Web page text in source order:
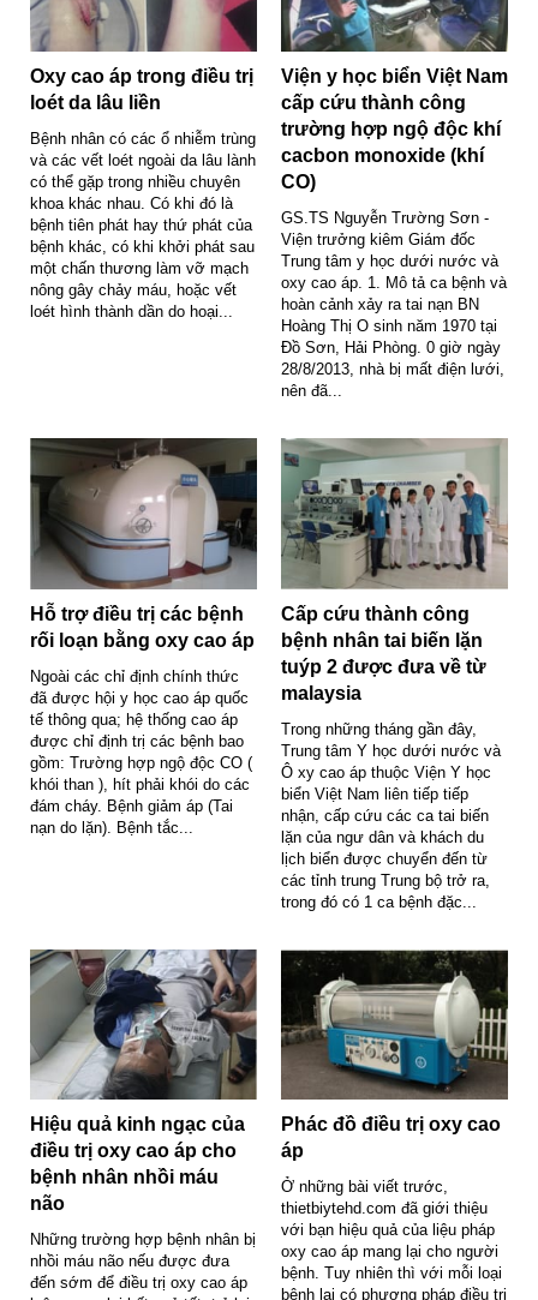
Oxy cao áp trong điều trị
loét da lâu liền
Bệnh nhân có các ổ nhiễm trùng
và các vết loét ngoài da lâu lành
có thể gặp trong nhiều chuyên
khoa khác nhau. Có khi đó là
bệnh tiên phát hay thứ phát của
bệnh khác, có khi khởi phát sau
một chấn thương làm vỡ mạch
nông gây chảy máu, hoặc vết
loét hình thành dần do hoại...
Viện y học biển Việt Nam
cấp cứu thành công
trường hợp ngộ độc khí
cacbon monoxide (khí
CO)
GS.TS Nguyễn Trường Sơn -
Viện trưởng kiêm Giám đốc
Trung tâm y học dưới nước và
oxy cao áp. 1. Mô tả ca bệnh và
hoàn cảnh xảy ra tai nạn BN
Hoàng Thị O sinh năm 1970 tại
Đồ Sơn, Hải Phòng. 0 giờ ngày
28/8/2013, nhà bị mất điện lưới,
nên đã...
Hỗ trợ điều trị các bệnh
rối loạn bằng oxy cao áp
Ngoài các chỉ định chính thức
đã được hội y học cao áp quốc
tế thông qua; hệ thống cao áp
được chỉ định trị các bệnh bao
gồm: Trường hợp ngộ độc CO (
khói than ), hít phải khói do các
đám cháy. Bệnh giảm áp (Tai
nạn do lặn). Bệnh tắc...
Cấp cứu thành công
bệnh nhân tai biến lặn
tuýp 2 được đưa về từ
malaysia
Trong những tháng gần đây,
Trung tâm Y học dưới nước và
Ô xy cao áp thuộc Viện Y học
biển Việt Nam liên tiếp tiếp
nhận, cấp cứu các ca tai biến
lặn của ngư dân và khách du
lịch biển được chuyển đến từ
các tỉnh trung Trung bộ trở ra,
trong đó có 1 ca bệnh đặc...
Hiệu quả kinh ngạc của
điều trị oxy cao áp cho
bệnh nhân nhồi máu
não
Những trường hợp bệnh nhân bị
nhồi máu não nếu được đưa
đến sớm để điều trị oxy cao áp
Phác đồ điều trị oxy cao
áp
Ở những bài viết trước,
thietbiytehd.com đã giới thiệu
với bạn hiệu quả của liệu pháp
oxy cao áp mang lại cho người
bệnh. Tuy nhiên thì với mỗi loại
bệnh lại có phương pháp điều trị